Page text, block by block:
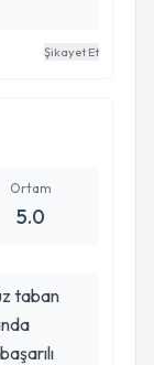
Şikayet Et
Ortam
5.0
taban